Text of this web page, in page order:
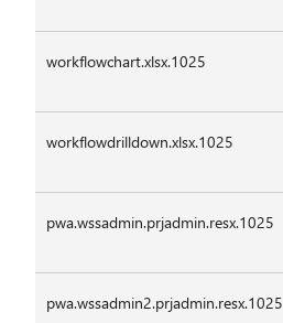
workflowchart.xlsx.1025
workflowdrilldown.xlsx.1025
pwa.wssadmin.prjadmin.resx.1025
pwa.wssadmin2.prjadmin.resx.1025